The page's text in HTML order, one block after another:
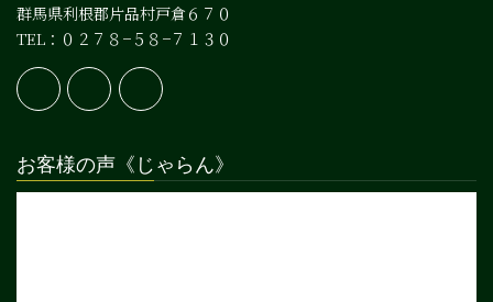
群馬県利根郡片品村戸倉６７０
TEL：０２７８−５８−７１３０
お客様の声《じゃらん》